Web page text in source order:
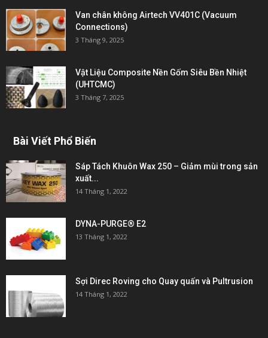
Van chân không Airtech VV401C (Vacuum
Connections)
3 Tháng 9, 2025
Vật Liệu Composite Nền Gốm Siêu Bền Nhiệt
(UHTCMC)
3 Tháng 7, 2025
Bài Viết Phổ Biến
Sáp Tách Khuôn Wax 250 – Giảm mùi trong sản
xuất...
14 Tháng 1, 2022
DYNA-PURGE® E2
13 Tháng 1, 2022
Sợi Direc Roving cho Quay quấn và Pultrusion
14 Tháng 1, 2022